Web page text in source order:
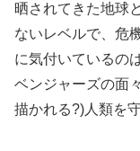
晒されてきた地球
ないレベルで、危
に気付いているの
ベンジャーズの面
描かれる?)人類を